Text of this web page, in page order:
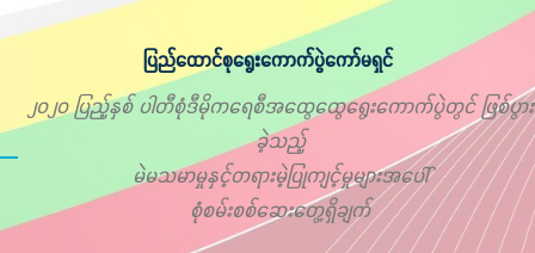
ပြည်ထောင်စုရွေးကောက်ပွဲကော်မရှင်
၂၀၂၀ ပြည့်နှစ် ပါတီစုံဒီမိုကရေစီအထွေထွေရွေးကောက်ပွဲတွင် ဖြစ်ပွား
ခဲ့သည့်
မဲမသမာမှုနှင့်တရားမဲ့ပြုကျင့်မှုများအပေါ်
စုံစမ်းစစ်ဆေးတွေ့ရှိချက်